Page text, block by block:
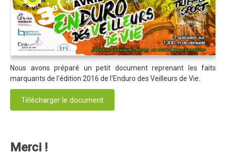
Stages Perfectionnement
Séminaires Entreprises
S'inscrire aux Cours...
S'inscrire aux Stages / Sorties...
La page Instagram du club...
Contacter le Club
Blog 2025
Nous avons préparé un petit document reprenant les faits
marquants de l'édition 2016 de l'Enduro des Veilleurs de Vie.
Télécharger le document
Merci !